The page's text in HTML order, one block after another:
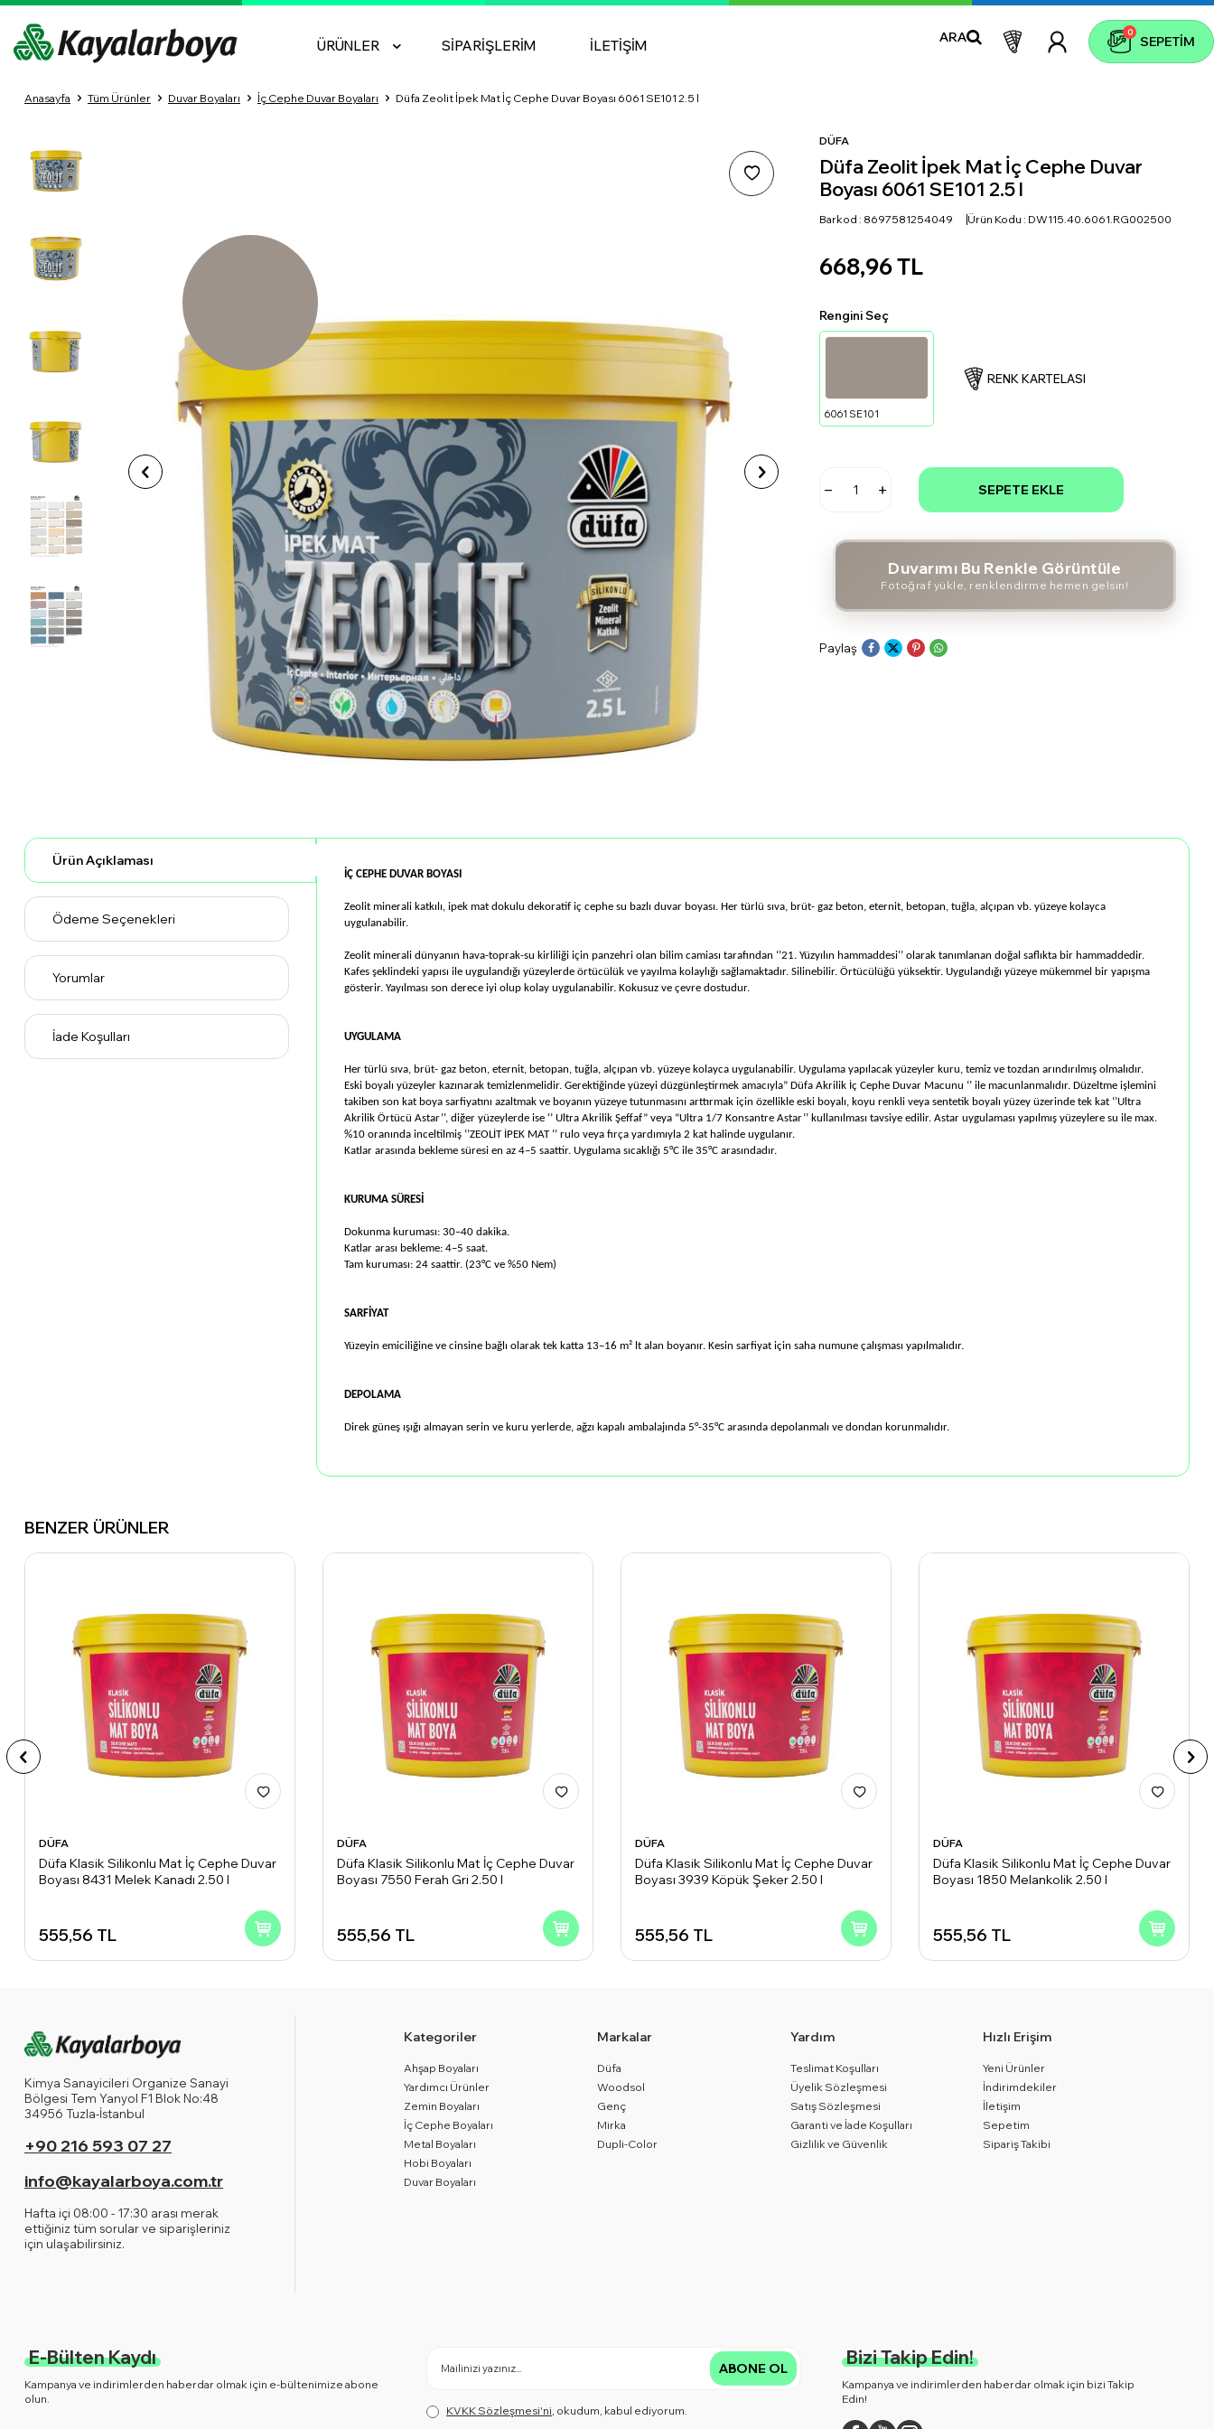
ÜRÜNLER SIPARIŞLERIM İLETIŞIM
ARA SEPETIM
0
Anasayfa Tüm Ürünler Duvar Boyaları İç Cephe Duvar Boyaları Düfa Zeolit İpek Mat İç Cephe Duvar Boyası 6061 SE101 2.5 l
DÜFA
Düfa Zeolit İpek Mat İç Cephe Duvar
Boyası 6061 SE101 2.5 l
Barkod : 8697581254049 Ürün Kodu : DW115.40.6061.RG002500
668,96TL
Rengini Seç
6061 SE101
RENK KARTELASI
SEPETE EKLE
Duvarımı Bu Renkle Görüntüle
Fotoğraf yükle, renklendirme hemen gelsin!
Paylaş
Ürün Açıklaması
Ödeme Seçenekleri
Yorumlar
İade Koşulları
İÇ CEPHE DUVAR BOYASI
Zeolit minerali katkılı, ipek mat dokulu dekoratif iç cephe su bazlı duvar boyası. Her türlü sıva, brüt- gaz beton, eternit, betopan, tuğla, alçıpan vb. yüzeye kolayca
uygulanabilir.
Zeolit minerali dünyanın hava-toprak-su kirliliği için panzehri olan bilim camiası tarafından ‘’21. Yüzyılın hammaddesi’’ olarak tanımlanan doğal saﬂıkta bir hammaddedir.
Kafes şeklindeki yapısı ile uygulandığı yüzeylerde örtücülük ve yayılma kolaylığı sağlamaktadır. Silinebilir. Örtücülüğü yüksektir. Uygulandığı yüzeye mükemmel bir yapışma
gösterir. Yayılması son derece iyi olup kolay uygulanabilir. Kokusuz ve çevre dostudur.
UYGULAMA
Her türlü sıva, brüt- gaz beton, eternit, betopan, tuğla, alçıpan vb. yüzeye kolayca uygulanabilir. Uygulama yapılacak yüzeyler kuru, temiz ve tozdan arındırılmış olmalıdır.
Eski boyalı yüzeyler kazınarak temizlenmelidir. Gerektiğinde yüzeyi düzgünleştirmek amacıyla” Düfa Akrilik İç Cephe Duvar Macunu ‘’ ile macunlanmalıdır. Düzeltme işlemini
takiben son kat boya sarfiyatını azaltmak ve boyanın yüzeye tutunmasını arttırmak için özellikle eski boyalı, koyu renkli veya sentetik boyalı yüzey üzerinde tek kat ‘’Ultra
Akrilik Örtücü Astar’’, diğer yüzeylerde ise ‘’ Ultra Akrilik Şeﬀaf” veya “Ultra 1/7 Konsantre Astar’’ kullanılması tavsiye edilir. Astar uygulaması yapılmış yüzeylere su ile max.
%10 oranında inceltilmiş ‘’ZEOLİT İPEK MAT ‘’ rulo veya fırça yardımıyla 2 kat halinde uygulanır.
Katlar arasında bekleme süresi en az 4–5 saattir. Uygulama sıcaklığı 5°C ile 35°C arasındadır.
KURUMA SÜRESİ
Dokunma kuruması: 30–40 dakika.
Katlar arası bekleme: 4–5 saat.
Tam kuruması: 24 saattir. (23°C ve %50 Nem)
SARFİYAT
Yüzeyin emiciliğine ve cinsine bağlı olarak tek katta 13–16 m² lt alan boyanır. Kesin sarfiyat için saha numune çalışması yapılmalıdır.
DEPOLAMA
Direk güneş ışığı almayan serin ve kuru yerlerde, ağzı kapalı ambalajında 5°-35°C arasında depolanmalı ve dondan korunmalıdır.
BENZER ÜRÜNLER
DÜFA
Düfa Klasik Silikonlu Mat İç Cephe Duvar
Boyası 8431 Melek Kanadı 2.50 l
555,56 TL
DÜFA
Düfa Klasik Silikonlu Mat İç Cephe Duvar
Boyası 7550 Ferah Gri 2.50 l
555,56 TL
DÜFA
Düfa Klasik Silikonlu Mat İç Cephe Duvar
Boyası 3939 Köpük Şeker 2.50 l
555,56 TL
DÜFA
Düfa Klasik Silikonlu Mat İç Cephe Duvar
Boyası 1850 Melankolik 2.50 l
555,56 TL
Kimya Sanayicileri Organize Sanayi
Bölgesi Tem Yanyol F1 Blok No:48
34956 Tuzla-İstanbul
+90 216 593 07 27
info@kayalarboya.com.tr
Hafta içi 08:00 - 17:30 arası merak
ettiğiniz tüm sorular ve siparişleriniz
için ulaşabilirsiniz.
Kategoriler
Ahşap Boyaları
Yardımcı Ürünler
Zemin Boyaları
İç Cephe Boyaları
Metal Boyaları
Hobi Boyaları
Duvar Boyaları
Markalar
Düfa
Woodsol
Genç
Mirka
Dupli-Color
Yardım
Teslimat Koşulları
Üyelik Sözleşmesi
Satış Sözleşmesi
Garanti ve İade Koşulları
Gizlilik ve Güvenlik
Hızlı Erişim
Yeni Ürünler
İndirimdekiler
İletişim
Sepetim
Sipariş Takibi
E-Bülten Kaydı
Kampanya ve indirimlerden haberdar olmak için e-bültenimize abone
olun.
ABONE OL
KVKK Sözleşmesi'ni, okudum, kabul ediyorum.
Bizi Takip Edin!
Kampanya ve indirimlerden haberdar olmak için bizi Takip
Edin!